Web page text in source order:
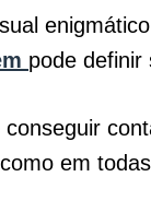
pode definir
em